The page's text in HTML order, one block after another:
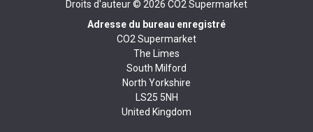
Droits d'auteur © 2026 CO2 Supermarket
Adresse du bureau enregistré
CO2 Supermarket
The Limes
South Milford
North Yorkshire
LS25 5NH
United Kingdom